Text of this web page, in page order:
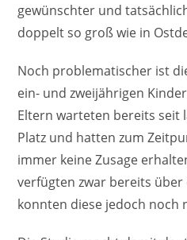
gewünschter und
doppelt so groß wie in
Noch problematischer ist
ein- und zweijährigen
Eltern warteten bereits seit
Platz und hatten zum
immer keine Zusage
verfügten zwar bereits über
konnten diese jedoch noch